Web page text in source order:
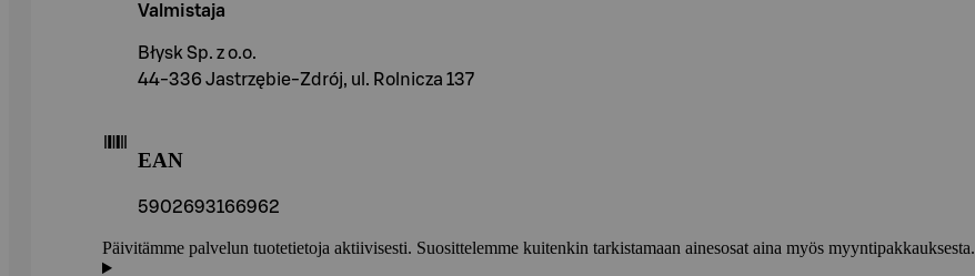
Valmistaja
Błysk Sp. z o.o.
44-336 Jastrzębie-Zdrój, ul. Rolnicza 137
EAN
5902693166962
Päivitämme palvelun tuotetietoja aktiivisesti. Suosittelemme kuitenkin tarkistamaan ainesosat aina myös myyntipakkauksesta.